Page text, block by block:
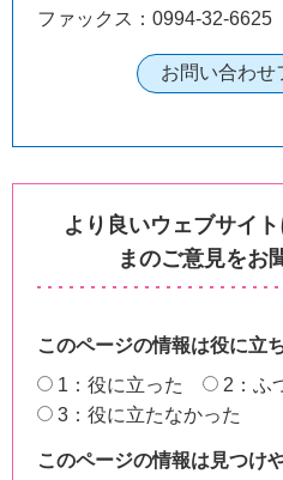
ファックス：0994-32-6625
より良いウェブサイ
まのご意見をお
このページの情報は役に立
1：役に立った
2：ふ
3：役に立たなかった
このページの情報は見つけ